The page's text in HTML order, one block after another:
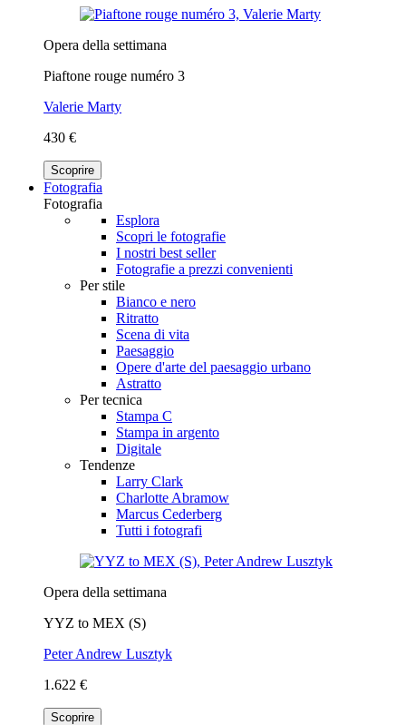
Opera della settimana
Piaftone rouge numéro 3
Valerie Marty
430 €
Scoprire
Fotografia
Fotografia
Esplora
Scopri le fotografie
I nostri best seller
Fotografie a prezzi convenienti
Per stile
Bianco e nero
Ritratto
Scena di vita
Paesaggio
Opere d'arte del paesaggio urbano
Astratto
Per tecnica
Stampa C
Stampa in argento
Digitale
Tendenze
Larry Clark
Charlotte Abramow
Marcus Cederberg
Tutti i fotografi
Opera della settimana
YYZ to MEX (S)
Peter Andrew Lusztyk
1.622 €
Scoprire